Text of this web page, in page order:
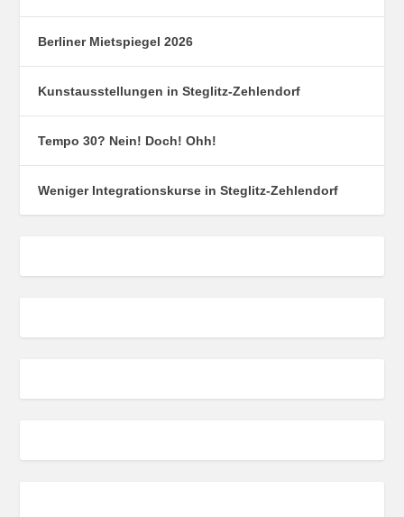
Berliner Mietspiegel 2026
Kunstausstellungen in Steglitz-Zehlendorf
Tempo 30? Nein! Doch! Ohh!
Weniger Integrationskurse in Steglitz-Zehlendorf